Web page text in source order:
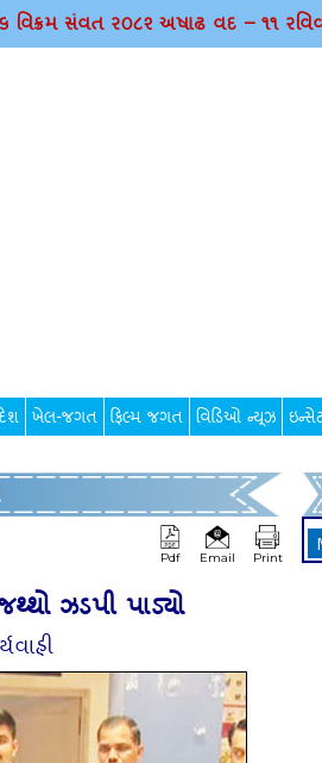
સંવત ર૦૮૨ અષાઢ વદ – ૧૧
ખેલ-જગત ફિલ્મ જગત વિડિઓ ન્યૂઝ
Pdf Email Print
ઝડપી પાડ્‍યો